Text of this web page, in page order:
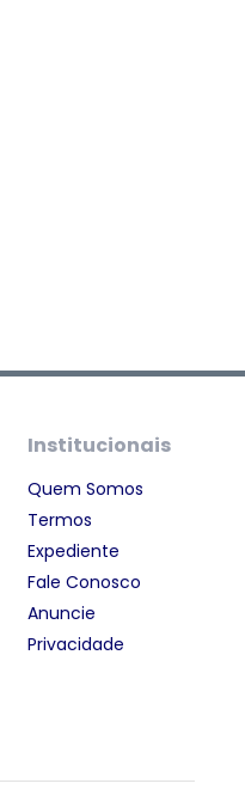
Institucionais
Quem Somos
Termos
Expediente
Fale Conosco
Anuncie
Privacidade